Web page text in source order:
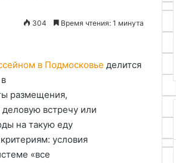
304 Время чтения: 1 минута
в Подмосковье делится
размещения,
встречу или
на такую еду
условия
«все
Принципы работы и расчет
производительности очистной